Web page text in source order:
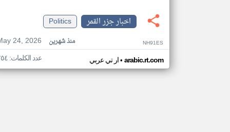
اخبار جزر القمر
Politics
24, 2026
منذ شهرين NH91ES
ار تي عربي• arabic.rt.com عدد الكلمات: ٢٥٤